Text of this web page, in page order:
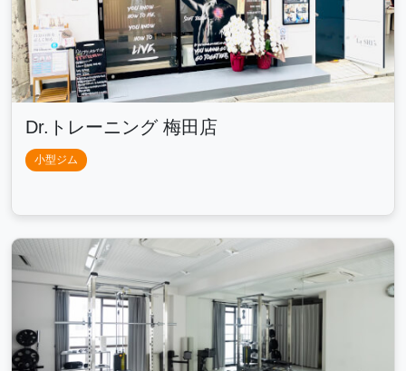
Dr.トレーニング 梅田店
小型ジム